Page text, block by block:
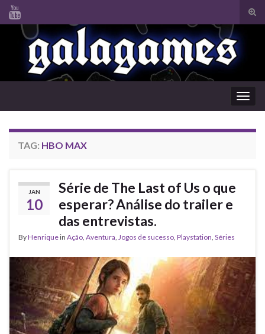
Search for:
TAG: HBO MAX
JAN
10
Série de The Last of Us o que
esperar? Análise do trailer e
das entrevistas.
ByHenriquein Ação Aventura Jogos de sucesso Playstation Séries